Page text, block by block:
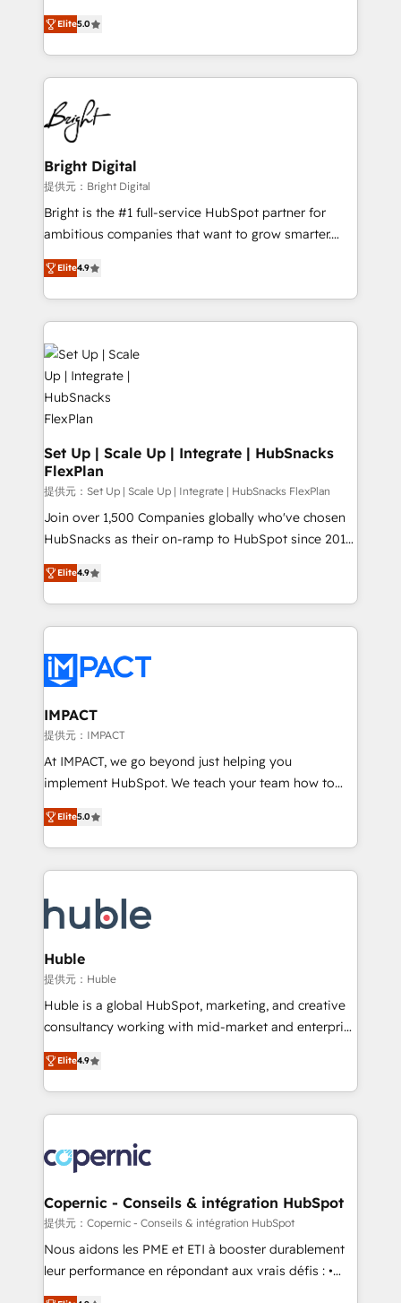
Growth-Driven Design Agency of the Year 🏆2016
Sales Enablement HubSpot Impact Award 🏆2015
HubSpot COS Performance Award 🏆2014 HubSpot
COS Design Award 🏆2013 HubSpot Marketplace
Partner 📆Founded in 1997
and nonprofits — to streamline operations, scale
revenue, and unlock the full potential of HubSpot.
With deep technical and industry expertise, we fuse
automation, integration, and AI innovation to deliver
lasting impact. We specialize in: • Turnkey and end-
to-end HubSpot implementations • Onboarding for
Sales, Service, Marketing & Content Hubs • AI voice
and chat agents, predictive automation, and smart
workflows • Salesforce + HubSpot integration •
RevOps and AI-driven sales enablement • Website
design and CMS development • ERP integration: SAP,
and CRM migration from any platform •
Client/member portals built on HubSpot • Custom
WooCommerce, BuilderTrend, and more Experience
the difference — reach out to see how AI + HubSpot
can transform your business.
Elite5.0
Bright Digital
提供元：Bright Digital
Bright is the #1 full-service HubSpot partner for
ambitious companies that want to grow smarter.
From HubSpot onboarding, to training, from
developing a new website to lead generation and
digital marketing; we do it all (and with great
results)! In short, our services include: - HubSpot
consultancy: onboarding, training, data migration -
HubSpot development: websites, custom modules,
integrations - Marketing & sales solutions: digital
marketing, advertising, campaigns, content and
design We connect people, data and technology to
improve customer experiences. With our bright
people, exciting ideas and can-do mentality, we
ensure revenue growth on a daily basis. So tell us
your challenge; our passionate and growth driven
team of 100+ experts is ready for you! Driving digital
Elite4.9
Set Up | Scale Up | Integrate | HubSnacks
FlexPlan
提供元：Set Up | Scale Up | Integrate | HubSnacks FlexPlan
Join over 1,500 Companies globally who've chosen
HubSnacks as their on-ramp to HubSpot since 2014
Simple pay-as-you-go plans that accelerate value...
1️⃣ Set Up | Onboarding New or Check-fixing existing
HubSpot portals 2️⃣ Scale Up | 100% HubSpot Task
Execution... Global 24/7 ... All Experts 3️⃣ Integrate |
Slash months from your API Integration project... ⬅️
Click "Contact Business" ⬅️ to access 150+ Kickstart
Integration templates that put HubSpot in the center
of your tech stack, syncing... 🛍️ Shopify or
WooCommerce 💲 Stripe or Paypal 💰 Sage or
Netsuite 🤖 Google or Microsoft ✍️ DocuSign or
the rare Advanced "Custom Integrations"
Accreditation, securely sync data across... 🔄 any
new HubSpot portal with Advanced Website and
CRM Migrations using our in-house "HubScrub" Tool.
Elite4.9
IMPACT
提供元：IMPACT
At IMPACT, we go beyond just helping you
implement HubSpot. We teach your team how to
master it. As the creators of the Endless Customers
System™ (the next evolution of They Ask, You
Answer), we’re the only HubSpot partner built
entirely around coaching and training. That means
skills, processes, and internal team you need to
attract the right buyers, close deals faster, and grow
without outside dependencies. You’ll learn how to: •
Set up, audit, and organize your HubSpot portal •
Get your sales team fully using HubSpot • Track
pipeline and revenue across the entire buyer journey
growth • Create content and videos that attract
buyers • Use AI to scale smarter Our coaching-led
lasts. So if you're ready to become the most trusted
voice in your market, let’s talk.
Elite5.0
Huble
提供元：Huble
Huble is a global HubSpot, marketing, and creative
consultancy working with mid-market and enterprise
businesses. We go beyond implementation, shaping
the strategy, processes, and teams that turn
HubSpot into a genuine growth engine. Named
HubSpot's Global Partner of the Year in 2024,
worldwide, and with over 15 years in the ecosystem,
Huble has built a track record that speaks for itself.
One company, one operating model, delivering
across offices and consulting teams in the UK, USA,
Canada, Germany, France, Belgium, Singapore, and
South Africa. Certified compliant with ISO/IEC
Elite4.9
Copernic - Conseils & intégration HubSpot
提供元：Copernic - Conseils & intégration HubSpot
Nous aidons les PME et ETI à booster durablement
leur performance en répondant aux vrais défis : •
Intégration de HubSpot avec d’autres outils (ERP,